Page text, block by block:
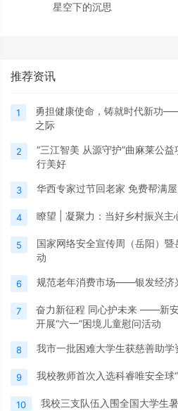
星空下的沉思
推荐资讯
1
勇担健康使命，铸就时代新功
之际
2
“三江智美 从源守护”曲麻莱公
行美好
3 华西专家过节回老家 免费帮满
4 瞭望 | 凝聚力：当好乡村振兴主
5
国家网络安全宣传周（岳阳）
动
6 规范老年消费市场——银发经济
7
奋力新征程 同心护未来 ——新
开展“六一”困境儿童慰问活动
8 我市一批困难大学生获慈善助学
9 我校教师首次入选科睿唯安全球
10 我校三支队伍入围全国大学生